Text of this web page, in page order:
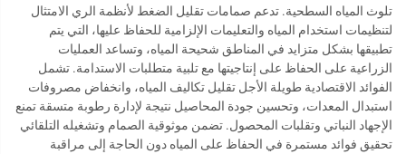
تلوث المياه السطحية. تدعم صمامات تقليل الضغط لأنظمة الري الامتثال
لتنظيمات استخدام المياه والتعليمات الإلزامية للحفاظ عليها، التي يتم
تطبيقها بشكل متزايد في المناطق شحيحة المياه، وتساعد العمليات
الزراعية على الحفاظ على إنتاجيتها مع تلبية متطلبات الاستدامة. تشمل
الفوائد الاقتصادية طويلة الأجل تقليل تكاليف المياه، وانخفاض مصروفات
استبدال المعدات، وتحسين جودة المحاصيل نتيجة لإدارة رطوبة متسقة تمنع
الإجهاد النباتي وتقلبات المحصول. تضمن موثوقية الصمام وتشغيله التلقائي
تحقيق فوائد مستمرة في الحفاظ على المياه دون الحاجة إلى مراقبة